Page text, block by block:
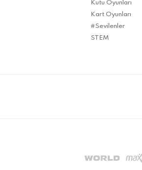
Kutu Oyunları
Kart Oyunları
#Sevilenler
STEM